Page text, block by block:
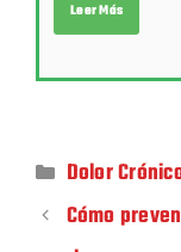
Leer Más
Dolor
Cómo